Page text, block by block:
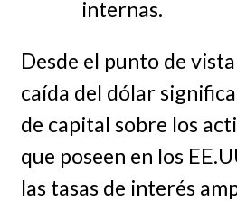
internas.
Desde el punto de
caída del dólar
de capital sobre los
que poseen en los
las tasas de interés